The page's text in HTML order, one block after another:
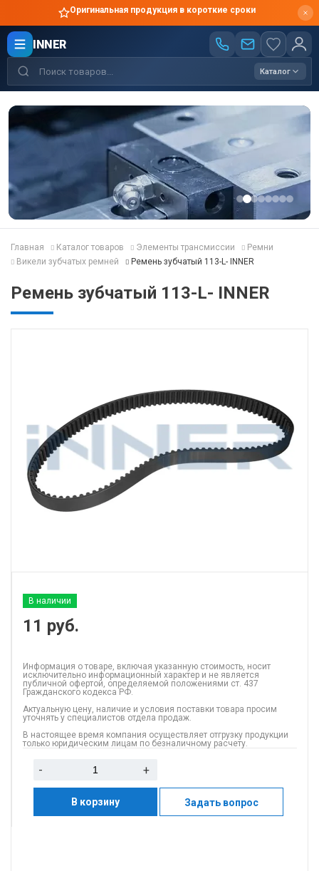
Оригинальная продукция в короткие сроки
INNER
Каталог
Главная Каталог товаров Элементы трансмиссии
Ремни
Викели зубчатых ремней
Ремень зубчатый 113-L- INNER
Ремень зубчатый 113-L- INNER
В наличии
11 руб.
Информация о товаре, включая указанную стоимость, носит
исключительно информационный характер и не является
публичной офертой, определяемой положениями ст. 437
Гражданского кодекса РФ.
Актуальную цену, наличие и условия поставки товара просим
уточнять у специалистов отдела продаж.
В настоящее время компания осуществляет отгрузку продукции
только юридическим лицам по безналичному расчету.
- +
В корзину Задать вопрос